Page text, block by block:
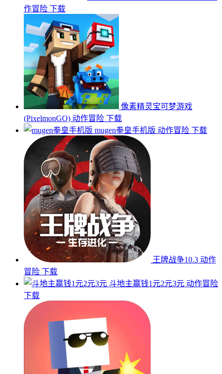
作冒险 下载
像素精灵宝可梦游戏
(PixelmonGO) 动作冒险 下载
mugen拳皇手机版 动作冒险 下载
王牌战争10.3 动作
冒险 下载
斗地主赢钱1元2元3元 动作冒险
下载